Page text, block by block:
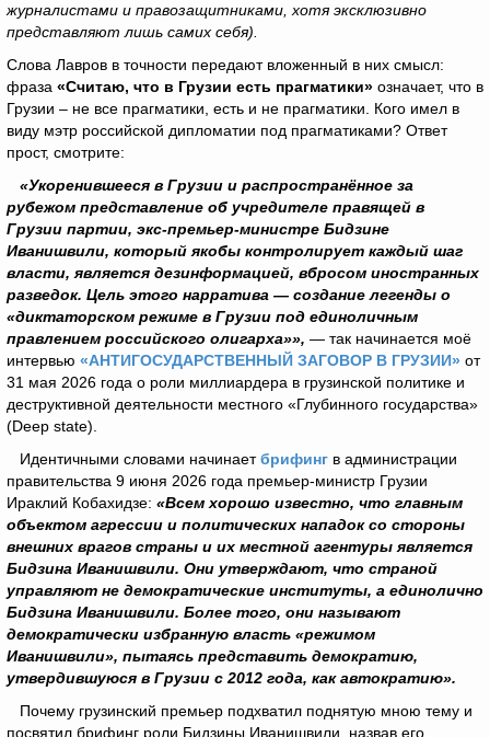
журналистами и правозащитниками, хотя эксклюзивно
представляют лишь самих себя).
Слова Лавров в точности передают вложенный в них смысл:
фраза «Считаю, что в Грузии есть прагматики» означает, что в
Грузии – не все прагматики, есть и не прагматики. Кого имел в
виду мэтр российской дипломатии под прагматиками? Ответ
прост, смотрите:
«Укоренившееся в Грузии и распространённое за
рубежом представление об учредителе правящей в
Грузии партии, экс-премьер-министре Бидзине
Иванишвили, который якобы контролирует каждый шаг
власти, является дезинформацией, вбросом иностранных
разведок. Цель этого нарратива — создание легенды о
«диктаторском режиме в Грузии под единоличным
правлением российского олигарха»», — так начинается моё
интервью «АНТИГОСУДАРСТВЕННЫЙ ЗАГОВОР В ГРУЗИИ» от
31 мая 2026 года о роли миллиардера в грузинской политике и
деструктивной деятельности местного «Глубинного государства»
(Deep state).
Идентичными словами начинаетбрифинг в администрации
правительства 9 июня 2026 года премьер-министр Грузии
Ираклий Кобахидзе: «Всем хорошо известно, что главным
объектом агрессии и политических нападок со стороны
внешних врагов страны и их местной агентуры является
Бидзина Иванишвили. Они утверждают, что страной
управляют не демократические институты, а единолично
Бидзина Иванишвили. Более того, они называют
демократически избранную власть «режимом
Иванишвили», пытаясь представить демократию,
утвердившуюся в Грузии с 2012 года, как автократию».
Почему грузинский премьер подхватил поднятую мною тему и
посвятил брифинг роли Бидзины Иванишвили, назвав его